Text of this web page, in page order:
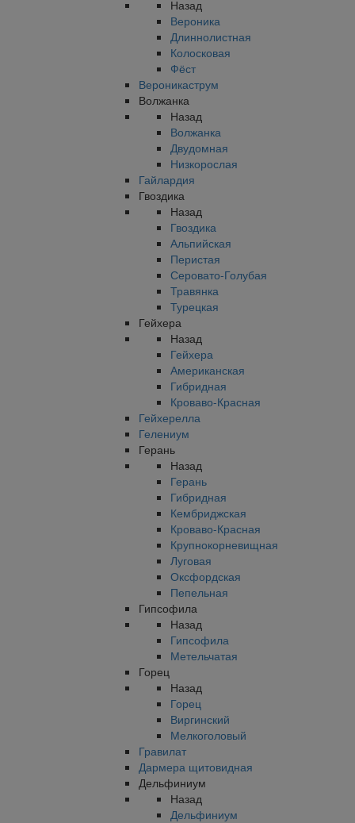
Назад
Вероника
Длиннолистная
Колосковая
Фёст
Вероникаструм
Волжанка
Назад
Волжанка
Двудомная
Низкорослая
Гайлардия
Гвоздика
Назад
Гвоздика
Альпийская
Перистая
Серовато-Голубая
Травянка
Турецкая
Гейхера
Назад
Гейхера
Американская
Гибридная
Кроваво-Красная
Гейхерелла
Гелениум
Герань
Назад
Герань
Гибридная
Кембриджская
Кроваво-Красная
Крупнокорневищная
Луговая
Оксфордская
Пепельная
Гипсофила
Назад
Гипсофила
Метельчатая
Горец
Назад
Горец
Виргинский
Мелкоголовый
Гравилат
Дармера щитовидная
Дельфиниум
Назад
Дельфиниум